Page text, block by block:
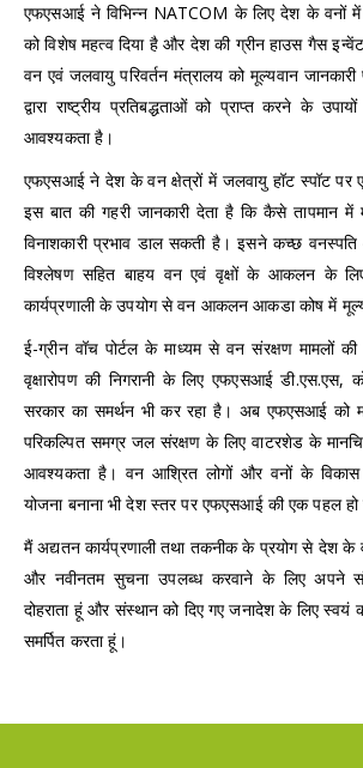
एफएसआई ने विभिन्न NATCOM के लिए देश के वनों
को विशेष महत्व दिया है और देश की ग्रीन हाउस गैस
वन एवं जलवायु परिवर्तन मंत्रालय को मूल्यवान
द्वारा राष्ट्रीय प्रतिबद्धताओं को प्राप्त करने के
आवश्यकता है।
एफएसआई ने देश के वन क्षेत्रों में जलवायु हॉट स्पॉट
इस बात की गहरी जानकारी देता है कि कैसे तापमान में
विनाशकारी प्रभाव डाल सकती है। इसने कच्छ
विश्लेषण सहित बाहय वन एवं वृक्षों के आकलन के
कार्यप्रणाली के उपयोग से वन आकलन आकडा कोष में
ई-ग्रीन वॉच पोर्टल के माध्यम से वन संरक्षण मामलों
वृक्षारोपण की निगरानी के लिए एफएसआई डी.एस.एस,
सरकार का समर्थन भी कर रहा है। अब एफएसआई को
परिकल्पित समग्र जल संरक्षण के लिए वाटरशेड के
आवश्यकता है। वन आश्रित लोगों और वनों के
योजना बनाना भी देश स्तर पर एफएसआई की एक पहल
मैं अद्यतन कार्यप्रणाली तथा तकनीक के प्रयोग से देश के
और नवीनतम सुचना उपलब्ध करवाने के लिए अपने
दोहराता हूं और संस्थान को दिए गए जनादेश के लिए स्वयं
समर्पित करता हूं।